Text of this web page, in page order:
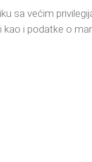
sa većim
kao i podatke o